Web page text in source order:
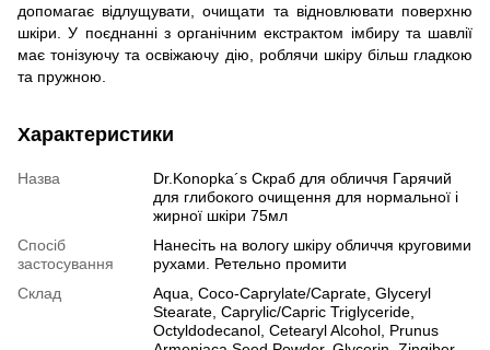
допомагає відлущувати, очищати та відновлювати поверхню
шкіри. У поєднанні з органічним екстрактом імбиру та шавлії
має тонізуючу та освіжаючу дію, роблячи шкіру більш гладкою
та пружною.
Характеристики
Назва
Dr.Konopka´s Скраб для обличчя Гарячий
для глибокого очищення для нормальної і
жирної шкіри 75мл
Спосіб
застосування
Нанесіть на вологу шкіру обличчя круговими
рухами. Ретельно промити
Склад
Aqua, Coco-Caprylate/Caprate, Glyceryl
Stearate, Caprylic/Capric Triglyceride,
Octyldodecanol, Cetearyl Alcohol, Prunus